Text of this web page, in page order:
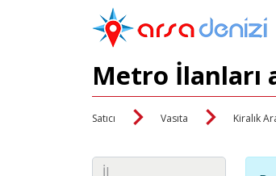
Metro İlanları
Satıcı Vasıta Kiralık